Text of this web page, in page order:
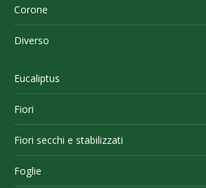
Corone
Diverso
Eucaliptus
Fiori
Fiori secchi e stabilizzati
Foglie